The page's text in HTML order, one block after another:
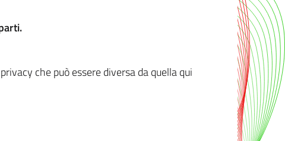
che può essere diversa da quella qui